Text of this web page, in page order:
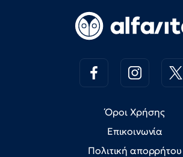
Όροι Χρήσης
Επικοινωνία
Πολιτική απορρήτου